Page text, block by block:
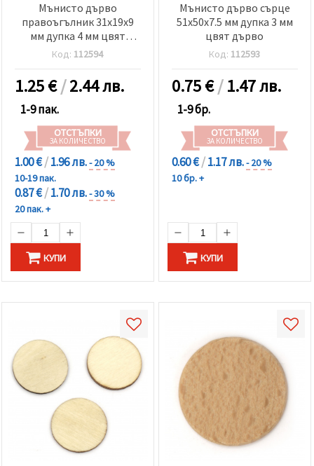
Мънисто дърво
правоъгълник 31x19x9
мм дупка 4 мм цвят
дърво -4 броя
Код: 112594
1.25€/2.44 лв.
1-9 пак.
ОТСТЪПКИ
ЗА КОЛИЧЕСТВО
1.00 €/1.96 лв.- 20 %
10-19 пак.
0.87 €/1.70 лв.- 30 %
20 пак. +
КУПИ
Мънисто дърво сърце
51x50x7.5 мм дупка 3 мм
цвят дърво
Код: 112593
0.75€/1.47 лв.
1-9 бр.
ОТСТЪПКИ
ЗА КОЛИЧЕСТВО
0.60 €/1.17 лв.- 20 %
10 бр. +
КУПИ